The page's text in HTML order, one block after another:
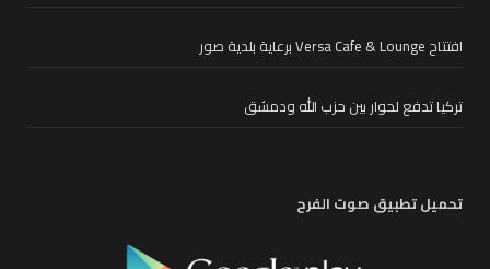
افتتاح Versa Cafe & Lounge برعاية بلدية صور
تركيا تدفع لحوار بين حزب الله ودمشق
تحميل تطبيق صوت الفرح